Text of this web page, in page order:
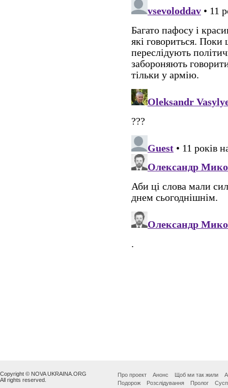
Copyright © NOVA UKRAINA.ORG
All rights reserved.
Про проект Анонс Щоб ми так жили
Подорож
Розслідування Пролог